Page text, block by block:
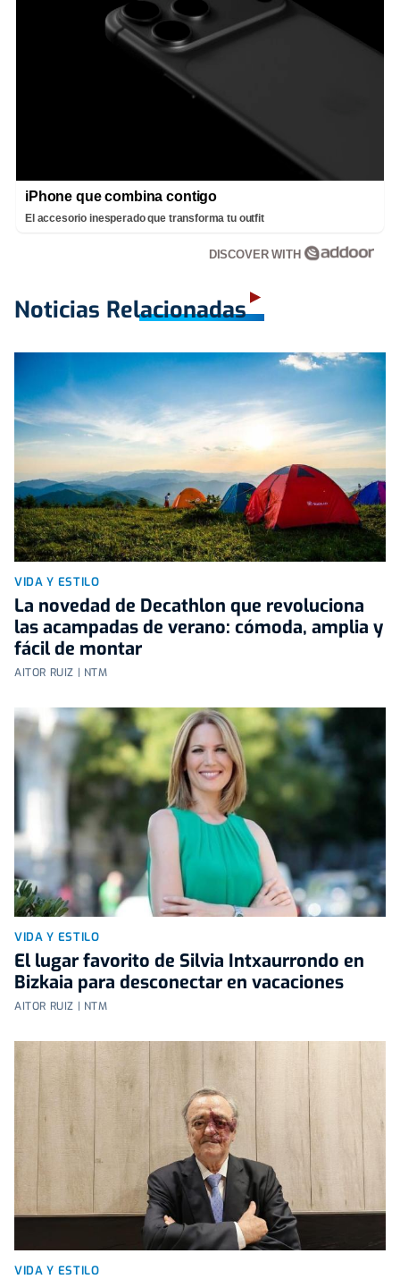
iPhone que combina contigo
El accesorio inesperado que transforma tu outfit
DISCOVER WITH
Noticias Relacionadas
VIDA Y ESTILO
La novedad de Decathlon que revoluciona
las acampadas de verano: cómoda, amplia y
fácil de montar
AITOR RUIZ | NTM
VIDA Y ESTILO
El lugar favorito de Silvia Intxaurrondo en
Bizkaia para desconectar en vacaciones
AITOR RUIZ | NTM
VIDA Y ESTILO